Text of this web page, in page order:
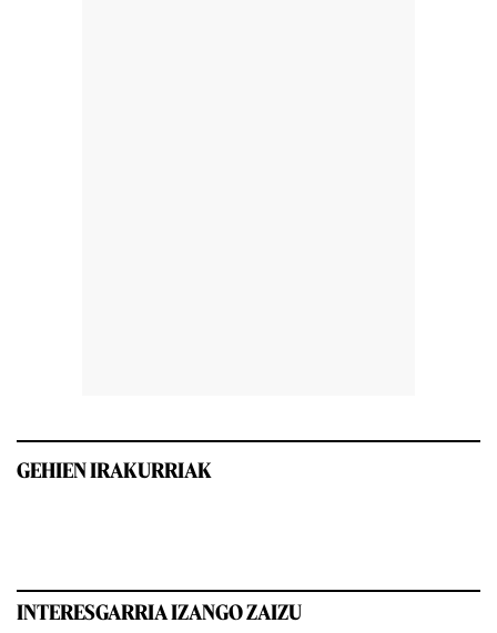
GEHIEN IRAKURRIAK
INTERESGARRIA IZANGO ZAIZU